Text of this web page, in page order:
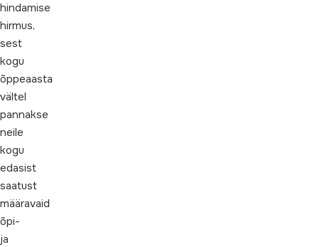
hindamise
hirmus,
sest
kogu
õppeaasta
vältel
pannakse
neile
kogu
edasist
saatust
määravaid
õpi-
ja